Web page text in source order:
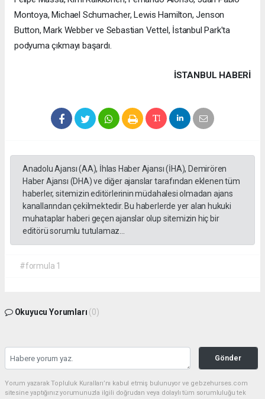
Montoya, Michael Schumacher, Lewis Hamilton, Jenson
Button, Mark Webber ve Sebastian Vettel, İstanbul Park'ta
podyuma çıkmayı başardı.
İSTANBUL HABERİ
Anadolu Ajansı (AA), İhlas Haber Ajansı (İHA), Demirören
Haber Ajansı (DHA) ve diğer ajanslar tarafından eklenen tüm
haberler, sitemizin editörlerinin müdahalesi olmadan ajans
kanallarından çekilmektedir. Bu haberlerde yer alan hukuki
muhataplar haberi geçen ajanslar olup sitemizin hiç bir
editörü sorumlu tutulamaz...
#formula 1
Okuyucu Yorumları (0)
Gönder
Yorum yazarak Topluluk Kuralları’nı kabul etmiş bulunuyor ve gebzehurses.com
sitesine yaptığınız yorumunuzla ilgili doğrudan veya dolaylı tüm sorumluluğu tek